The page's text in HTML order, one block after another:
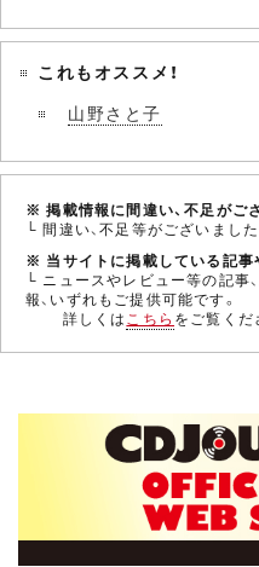
これもオススメ！
山野さと子
※ 掲載情報に間違い、不足がご
└ 間違い、不足等がございました
※ 当サイトに掲載している記事
└ ニュースやレビュー等の記事
報、いずれもご提供可能です。
詳しくはこちら をご覧くだ